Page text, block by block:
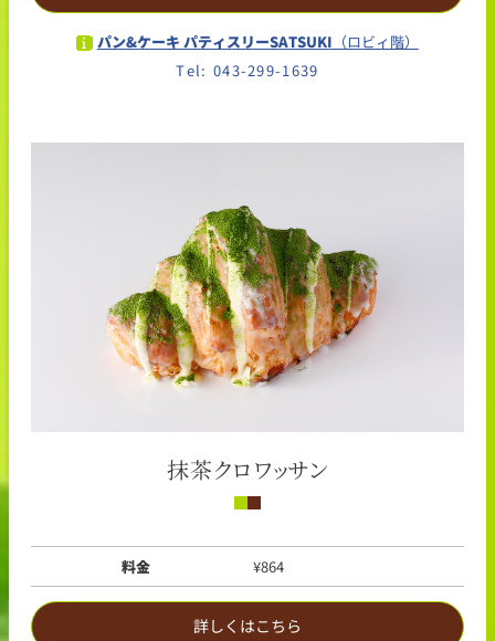
パン&ケーキ パティスリーSATSUKI （ロビィ階）
Tel: 043-299-1639
抹茶クロワッサン
料金 ¥864
詳しくはこちら